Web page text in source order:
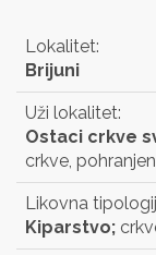
Lokalitet:
Brijuni
Uži lokalitet:
Ostaci crkve
crkve,
Likovna
Kiparstvo;